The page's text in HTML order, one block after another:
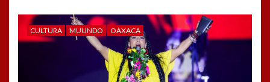
CULTURA MUUNDO OAXACA